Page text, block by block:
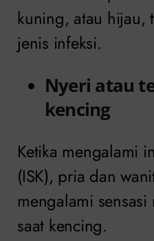
kuning, atau hijau,
jenis infeksi.
Nyeri atau
kencing
Ketika mengalami
(ISK), pria dan
mengalami
saat kencing.